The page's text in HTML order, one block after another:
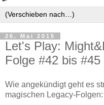
26. Mai 2015
Let's Play:
Folge #42 bis #45
Wie angekündigt geht es
magischen Legacy-Folgen: